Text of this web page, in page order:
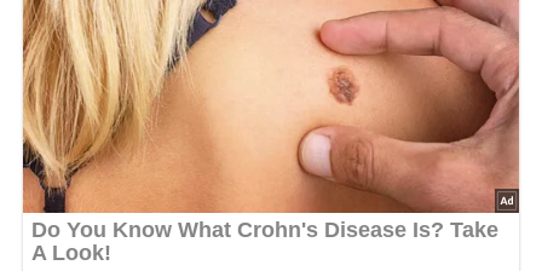
Und so wird es gemacht…
Die vorbereiteten Heringe mit siedendem Essigwasser
begießen, leicht salzen und in dem mit Wurzelwerk
(Suppengrün) aufgekochten Wasser langsam gar
dünsten. Mit Kräuterbutter oder -tunke anrichten. Anstelle
von Heringen sind Makrelen verwendbar.